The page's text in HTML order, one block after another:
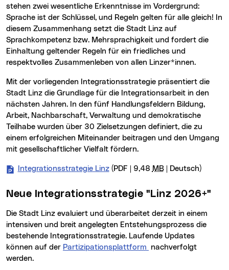
stehen zwei wesentliche Erkenntnisse im Vordergrund:
Sprache ist der Schlüssel, und Regeln gelten für alle gleich! In
diesem Zusammenhang setzt die Stadt Linz auf
Sprachkompetenz bzw. Mehrsprachigkeit und fordert die
Einhaltung geltender Regeln für ein friedliches und
respektvolles Zusammenleben von allen Linzer*innen.
Mit der vorliegenden Integrationsstrategie präsentiert die
Stadt Linz die Grundlage für die Integrationsarbeit in den
nächsten Jahren. In den fünf Handlungsfeldern Bildung,
Arbeit, Nachbarschaft, Verwaltung und demokratische
Teilhabe wurden über 30 Zielsetzungen definiert, die zu
einem erfolgreichen Miteinander beitragen und den Umgang
mit gesellschaftlicher Vielfalt fördern.
Integrationsstrategie Linz (PDF | 9,48 MB| Deutsch)
Neue Integrationsstrategie "Linz 2026+"
Die Stadt Linz evaluiert und überarbeitet derzeit in einem
intensiven und breit angelegten Entstehungsprozess die
bestehende Integrationsstrategie. Laufende Updates
können auf der Partizipationsplattform
nachverfolgt
werden.